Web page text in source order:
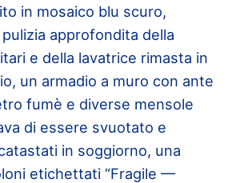
in mosaico blu scuro,
approfondita della
e della lavatrice rimasta in
un armadio a muro con ante
fumè e diverse mensole
di essere svuotato e
in soggiorno, una
etichettati “Fragile —